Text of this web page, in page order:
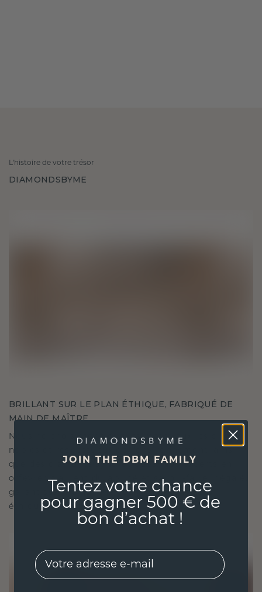
L'histoire de votre trésor
DIAMONDSBYME
BRILLANT SUR LE PLAN ÉTHIQUE, FABRIQUÉ DE
MAIN DE MAÎTRE
Nous ne choisissons que les matériaux les plus
nobles et respectueux de l'environnement, ainsi
que des diamants synthétiques. Nos experts en
orfèvrerie allient durabilité et savoir-faire inégalé,
garantissant ainsi que vos bijoux sont aussi
éthiques qu'exquis.
JOIN THE DBM FAMILY
Tentez votre chance
pour gagner 500 € de
bon d’achat !
EMail